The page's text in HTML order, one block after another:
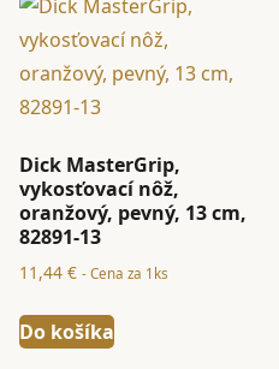
Dick MasterGrip,
vykosťovací nôž,
oranžový, pevný, 13 cm,
82891-13
11,44€ - Cena za 1ks
Do košíka